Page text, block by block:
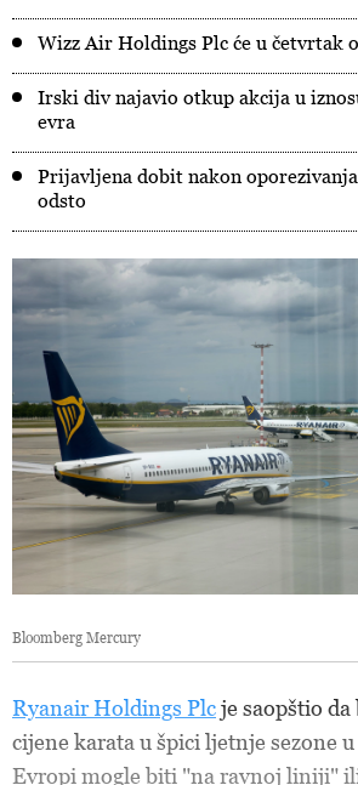
Wizz Air Holdings Plc će u četvrtak
Irski div najavio otkup akcija u
evra
Prijavljena dobit nakon
odsto
Bloomberg Mercury
Ryanair Holdings Plcje saopštio da
cijene karata u špici ljetnje sezone u
Evropi mogle biti "na ravnoj liniji"